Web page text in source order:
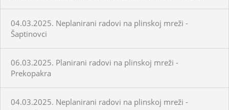
04.03.2025. Neplanirani radovi na plinskoj mreži -
Šaptinovci
06.03.2025. Planirani radovi na plinskoj mreži -
Prekopakra
04.03.2025. Neplanirani radovi na plinskoj mreži -